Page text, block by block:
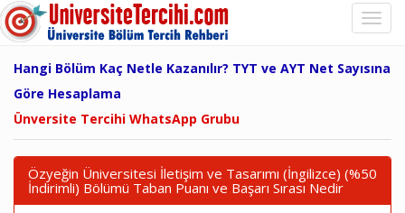
Hangi Bölüm Kaç Netle Kazanılır? TYT ve AYT Net Sayısına
Göre Hesaplama
Ünversite Tercihi WhatsApp Grubu
Özyeğin Üniversitesi İletişim ve Tasarımı (İngilizce) (%50
İndirimli) Bölümü Taban Puanı ve Başarı Sırası Nedir